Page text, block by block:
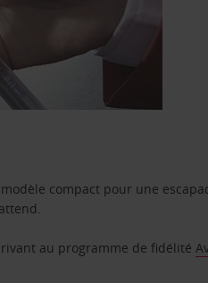
compact pour une
au programme de fidélité